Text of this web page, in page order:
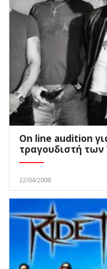
On line audition
τραγουδιστή
22/04/2008